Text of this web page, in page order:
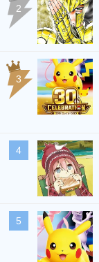
2
3
4
5